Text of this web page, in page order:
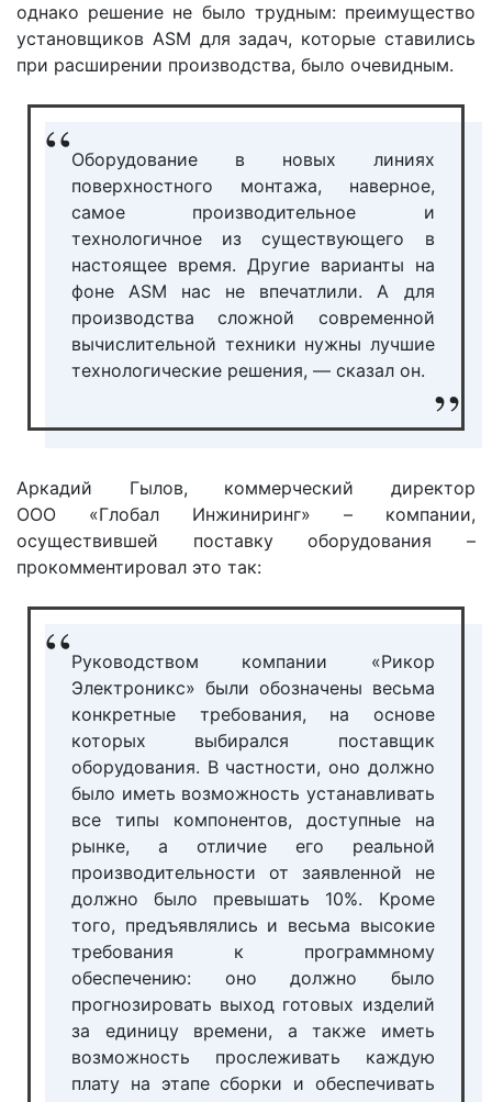
однако решение не было трудным: преимущество
установщиков ASM для задач, которые ставились
при расширении производства, было очевидным.
Оборудование в новых линиях
поверхностного монтажа, наверное,
самое производительное и
технологичное из существующего в
настоящее время. Другие варианты на
фоне ASM нас не впечатлили. А для
производства сложной современной
вычислительной техники нужны лучшие
технологические решения, — сказал он.
Аркадий Гылов, коммерческий директор
ООО «Глобал Инжиниринг» – компании,
осуществившей поставку оборудования –
прокомментировал это так:
Руководством компании «Рикор
Электроникс» были обозначены весьма
конкретные требования, на основе
которых выбирался поставщик
оборудования. В частности, оно должно
было иметь возможность устанавливать
все типы компонентов, доступные на
рынке, а отличие его реальной
производительности от заявленной не
должно было превышать 10%. Кроме
того, предъявлялись и весьма высокие
требования к программному
обеспечению: оно должно было
прогнозировать выход готовых изделий
за единицу времени, а также иметь
возможность прослеживать каждую
плату на этапе сборки и обеспечивать